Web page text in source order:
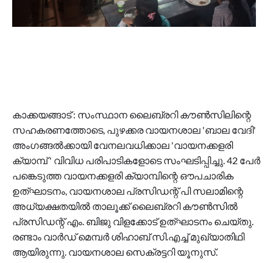
കാക്കയങ്ങാട് : സംസ്ഥാന ലൈബ്രറി കൗൺസിലിന്റെ
സഹകരണത്തോടെ, പുഴക്കര വായനശാല 'ബാല വേദി'
അംഗങ്ങൽക്കായി വേനലവധിക്കാല 'വായനക്കളരി
ക്യാമ്പ് ' വിവിധ പരിപാടികളോടെ സംഘടിപ്പിച്ചു. 42 പേർ
പങ്കെടുത്ത വായനക്കളരി ക്യാമ്പിന്റെ ഔപചാരിക
ഉത്ഘാടനം, വായനശാല പ്രസിഡന്റ് പി സലാമിന്റെ
അധ്യക്ഷതയിൽ താലൂക്ക് ലൈബ്രറി കൗൺസിൽ
പ്രസിഡന്റ് എം. ബിജു വിളക്കോട് ഉത്ഘാടനം ചെയ്തു.
രണ്ടാം വാർഡ് മെമ്പർ ശിഹാബ് സി.എച്ച് മുഖ്യാതിഥി
ആയിരുന്നു. വായനശാല സെക്രട്ടറി യൂനുസ്.